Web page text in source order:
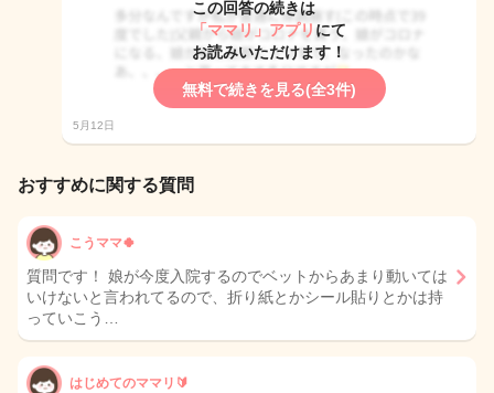
この回答の続きは
「ママリ」アプリ にて
お読みいただけます！
無料で続きを見る(全3件)
5月12日
おすすめに関する質問
こうママ🍀
質問です！ 娘が今度入院するのでベットからあまり動いては
いけないと言われてるので、折り紙とかシール貼りとかは持
っていこう…
はじめてのママリ🔰